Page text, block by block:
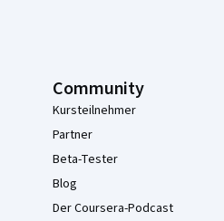
Community
Kursteilnehmer
Partner
Beta-Tester
Blog
Der Coursera-Podcast